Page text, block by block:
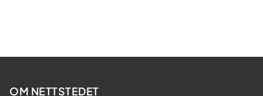
OM NETTSTEDET